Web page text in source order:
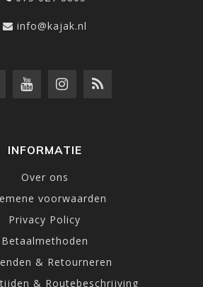
info@kajak.nl
INFORMATIE
Over ons
voorwaarden
Privacy Policy
Betaalmethoden
& Retourneren
& Routebeschrijving